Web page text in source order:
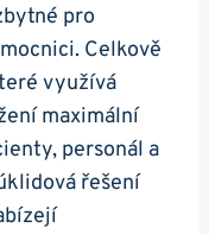
pro
Celkově
využívá
maximální
personál a
řešení